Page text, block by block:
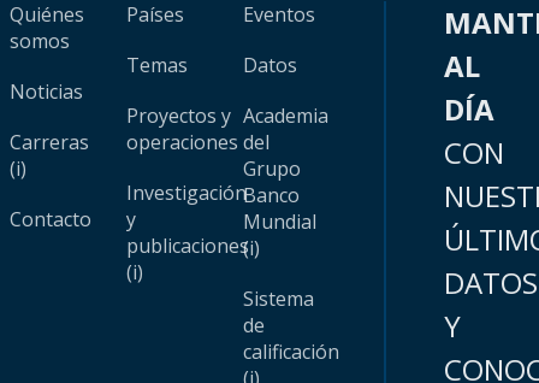
Quiénes
somos
Noticias
Carreras
(i)
Contacto
Países
Temas
Proyectos y
operaciones
Investigación
y
publicaciones
(i)
Eventos
Datos
Academia
del
Grupo
Banco
Mundial
(i)
Sistema
de
calificación
AL
DÍA
CON
DATOS
Y